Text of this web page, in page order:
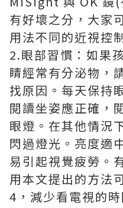
有好壞之分，大家
用法不同的近視控
2.眼部習慣：如果
睛經常有分泌物，
找原因。每天保持
閱讀坐姿應正確，
眼燈。在其他情況
閃過燈光。亮度適
易引起視覺疲勞。
用本文提出的方法
4，減少看電視的